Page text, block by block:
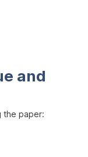
and
the paper: